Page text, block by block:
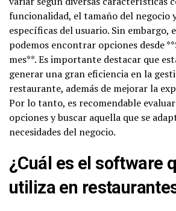
funcionalidad, el tamaño del negocio
específicas del usuario. Sin embargo,
podemos encontrar opciones desde
mes**. Es importante destacar que
generar una gran eficiencia en la
restaurante, además de mejorar la
Por lo tanto, es recomendable
opciones y buscar aquella que se
necesidades del negocio.
¿Cuál es el software
utiliza en